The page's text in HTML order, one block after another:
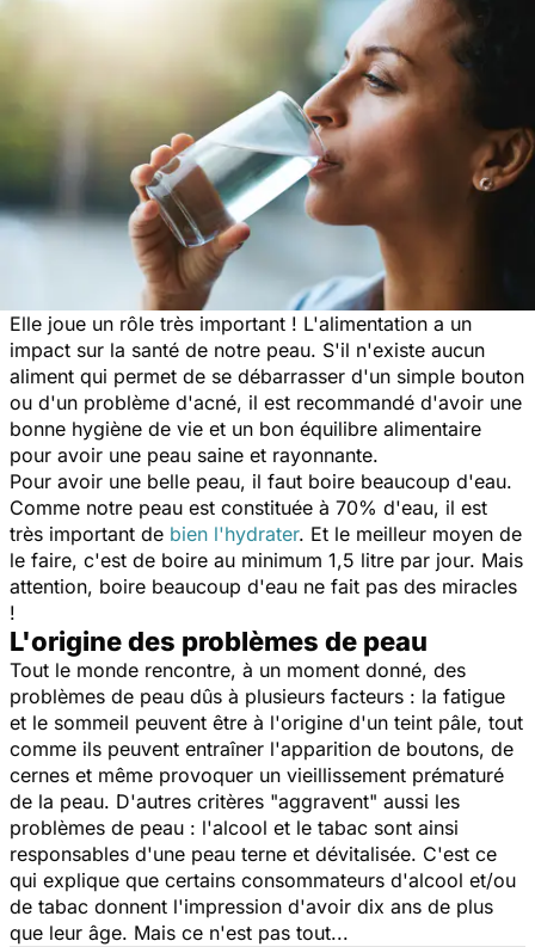
Elle joue un rôle très important ! L'alimentation a un
impact sur la santé de notre peau. S'il n'existe aucun
aliment qui permet de se débarrasser d'un simple bouton
ou d'un problème d'acné, il est recommandé d'avoir une
bonne hygiène de vie et un bon équilibre alimentaire
pour avoir une peau saine et rayonnante.
Pour avoir une belle peau, il faut boire beaucoup d'eau.
Comme notre peau est constituée à 70% d'eau, il est
très important de bien l'hydrater. Et le meilleur moyen de
le faire, c'est de boire au minimum 1,5 litre par jour. Mais
attention, boire beaucoup d'eau ne fait pas des miracles
!
L'origine des problèmes de peau
Tout le monde rencontre, à un moment donné, des
problèmes de peau dûs à plusieurs facteurs : la fatigue
et le sommeil peuvent être à l'origine d'un teint pâle, tout
comme ils peuvent entraîner l'apparition de boutons, de
cernes et même provoquer un vieillissement prématuré
de la peau. D'autres critères "aggravent" aussi les
problèmes de peau : l'alcool et le tabac sont ainsi
responsables d'une peau terne et dévitalisée. C'est ce
qui explique que certains consommateurs d'alcool et/ou
de tabac donnent l'impression d'avoir dix ans de plus
que leur âge. Mais ce n'est pas tout...